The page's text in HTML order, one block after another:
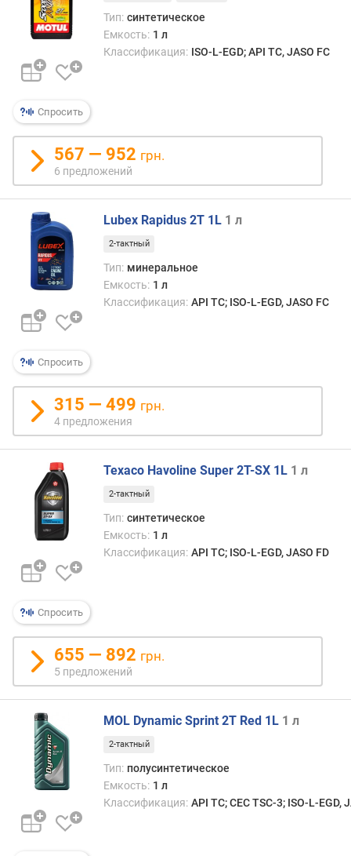
Спросить
Тип: синтетическое
Емкость: 1 л
Классификация: ISO-L-EGD; API TC, JASO FC
567 — 952 грн.
6 предложений
Спросить
Lubex Rapidus 2T 1L 1 л
2-тактный
Тип: минеральное
Емкость: 1 л
Классификация: API TC; ISO-L-EGD, JASO FC
315 — 499 грн.
4 предложения
Спросить
Texaco Havoline Super 2T-SX 1L 1 л
2-тактный
Тип: синтетическое
Емкость: 1 л
Классификация: API TC; ISO-L-EGD, JASO FD
655 — 892 грн.
5 предложений
MOL Dynamic Sprint 2T Red 1L 1 л
2-тактный
Тип: полусинтетическое
Емкость: 1 л
Классификация: API TC; CEC TSC-3; ISO-L-EGD,